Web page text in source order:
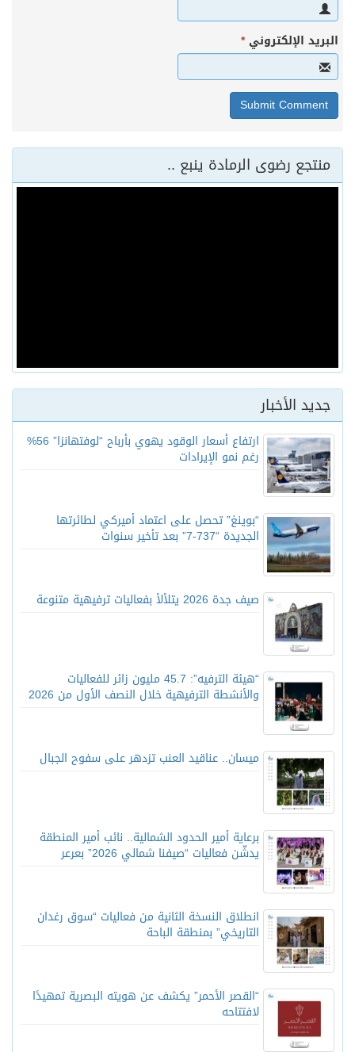
البريد الإلكتروني*
منتجع رضوى الرمادة ينبع ..
جديد الأخبار
ارتفاع أسعار الوقود يهوي بأرباح “لوفتهانزا” 56%
رغم نمو الإيرادات
“بوينغ” تحصل على اعتماد أميركي لطائرتها
الجديدة “737-7” بعد تأخير سنوات
صيف جدة 2026 يتلألأ بفعاليات ترفيهية متنوعة
“هيئة الترفيه”: 45.7 مليون زائر للفعاليات
والأنشطة الترفيهية خلال النصف الأول من 2026
ميسان.. عناقيد العنب تزدهر على سفوح الجبال
برعاية أمير الحدود الشمالية.. نائب أمير المنطقة
يدشّن فعاليات “صيفنا شمالي 2026” بعرعر
انطلاق النسخة الثانية من فعاليات “سوق رغدان
التاريخي” بمنطقة الباحة
“القصر الأحمر” يكشف عن هويته البصرية تمهيدًا
لافتتاحه